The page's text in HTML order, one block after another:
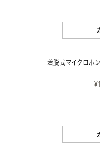
着脱式マイクロホ